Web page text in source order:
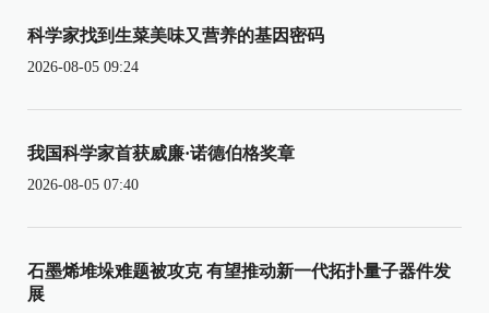
科学家找到生菜美味又营养的基因密码
2026-08-05 09:24
我国科学家首获威廉·诺德伯格奖章
2026-08-05 07:40
石墨烯堆垛难题被攻克 有望推动新一代拓扑量子器件发
展